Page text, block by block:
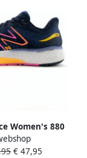
Women's 880
Shoes
€ 47,95